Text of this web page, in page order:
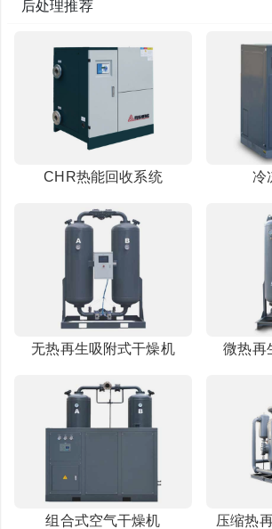
后处理推荐
CHR热能回收系统 冷
无热再生吸附式干燥机 微热再
组合式空气干燥机 压缩热